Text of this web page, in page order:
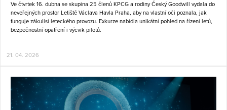
Ve čtvrtek 16. dubna se skupina 25 členů KPCG a rodiny Český Goodwill vydala do
neveřejných prostor Letiště Václava Havla Praha, aby na vlastní oči poznala, jak
funguje zákulisí leteckého provozu. Exkurze nabídla unikátní pohled na řízení letů,
bezpečnostní opatření i výcvik pilotů.
21. 04. 2026